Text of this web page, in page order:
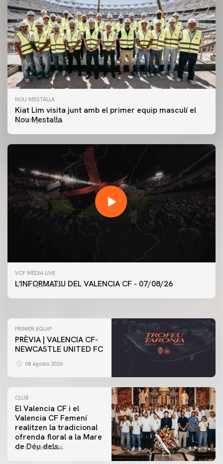
NOU MESTALLA
Kiat Lim visita junt amb el primer equip masculí el
Nou Mestalla
07 agosto 2026
VCF MEDIA LIVE
L'INFORMATIU DEL VALENCIA CF - 07/08/26
07 agosto 2026
PRIMER EQUIP
ENTRENAMENT DEL VALENCIA CF 7/8/2026
PRIMER EQUIP
PRÈVIA | VALENCIA CF-
NEWCASTLE UNITED FC
08 agosto 2026
CLUB
El Valencia CF i el
Valencia CF Femení
realitzen la tradicional
ofrenda floral a la Mare
de Déu dels
07 agosto 2026